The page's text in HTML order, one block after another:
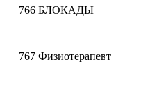
766 БЛОКАДЫ
767 Физиотерапевт